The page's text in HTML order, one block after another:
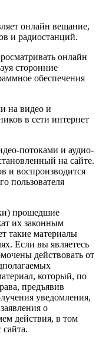
онлайн вещание,
и радиостанций.
онлайн
сторонние
обеспечения
на видео и
в сети интернет
потоками и аудио-
на сайте.
и воспроизводится
пользователя
прошедшие
их законным
такие материалы
Если вы являетесь
действовать от
который, по
предъявив
уведомления,
о
действия, в том